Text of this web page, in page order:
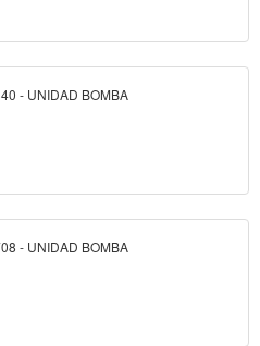
- UNIDAD BOMBA
- UNIDAD BOMBA